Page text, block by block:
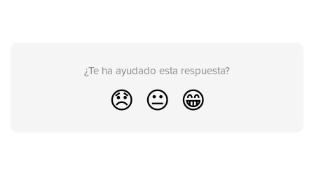
¿Te ha ayudado esta respuesta?
😞 😐 😁